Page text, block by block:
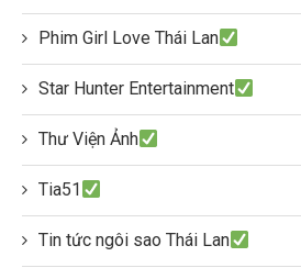
Phim Girl Love Thái Lan
Star Hunter Entertainment
Thư Viện Ảnh
Tia51
Tin tức ngôi sao Thái Lan